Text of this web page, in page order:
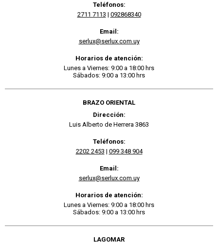
Teléfonos:
2711 7113 | 092868340
Email:
serlux@serlux.com.uy
Horarios de atención:
Lunes a Viernes: 9:00 a 18:00 hrs
Sábados: 9:00 a 13:00 hrs
BRAZO ORIENTAL
Dirección:
Luis Alberto de Herrera 3863
Teléfonos:
2202 2453 | 099 348 904
Email:
serlux@serlux.com.uy
Horarios de atención:
Lunes a Viernes: 9:00 a 18:00 hrs
Sábados: 9:00 a 13:00 hrs
LAGOMAR